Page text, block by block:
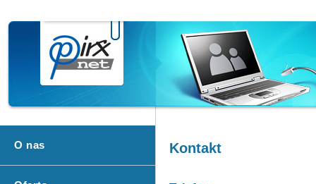
O nas Kontakt